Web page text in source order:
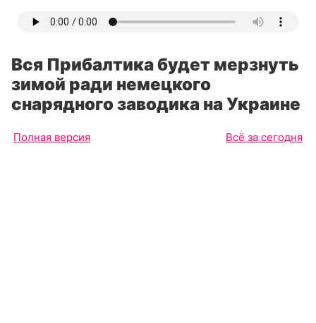
Вся Прибалтика будет мерзнуть
зимой ради немецкого
снарядного заводика на Украине
Полная версия Всё за сегодня